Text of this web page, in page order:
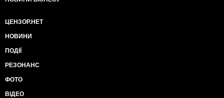
ЦЕНЗОР.НЕТ
НОВИНИ
ПОДІЇ
РЕЗОНАНС
ФОТО
ВІДЕО